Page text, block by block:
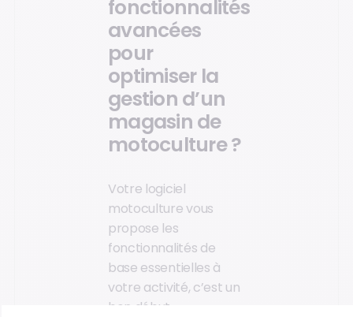
fonctionnalités
avancées
pour
optimiser la
gestion d’un
magasin de
motoculture ?
Votre logiciel
motoculture vous
propose les
fonctionnalités de
base essentielles à
votre activité, c’est un
bon début.